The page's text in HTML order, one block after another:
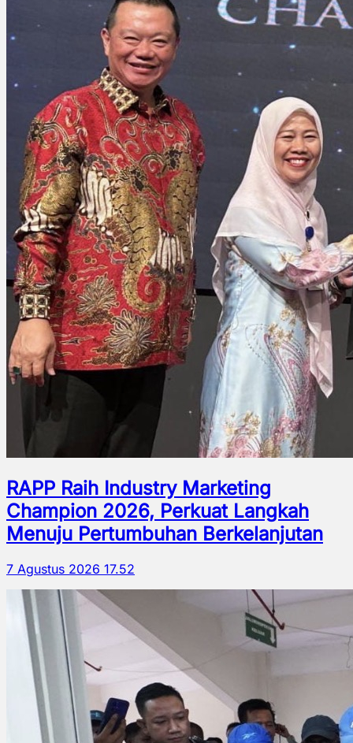
RAPP Raih Industry Marketing
Champion 2026, Perkuat Langkah
Menuju Pertumbuhan Berkelanjutan
7 Agustus 2026 17.52